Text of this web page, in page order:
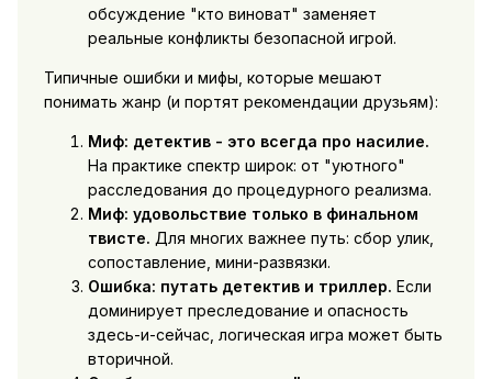
обсуждение "кто виноват" заменяет
реальные конфликты безопасной игрой.
Типичные ошибки и мифы, которые мешают
понимать жанр (и портят рекомендации друзьям):
Миф: детектив - это всегда про насилие.
На практике спектр широк: от "уютного"
расследования до процедурного реализма.
Миф: удовольствие только в финальном
твисте. Для многих важнее путь: сбор улик,
сопоставление, мини-развязки.
Ошибка: путать детектив и триллер. Если
доминирует преследование и опасность
здесь-и-сейчас, логическая игра может быть
вторичной.